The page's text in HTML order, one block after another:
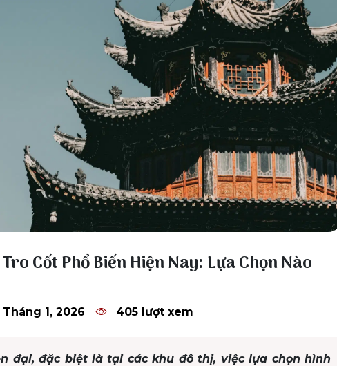
Cốt Phổ Biến Hiện Nay: Lựa Chọn Nào
Tháng 1, 2026 405 lượt xem
đại, đặc biệt là tại các khu đô thị, việc lựa chọn hình